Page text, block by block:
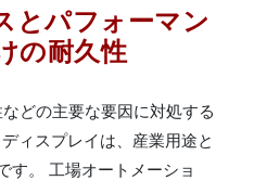
とパフォーマン
の耐久性
どの主要な要因に対処する
ィスプレイは、産業用途と
す。 工場オートメーショ